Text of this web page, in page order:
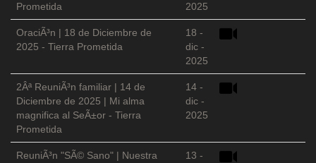
Prometida
2025
OraciÃ³n | 18 de Diciembre de
2025 - Tierra Prometida
18 -
dic -
2025
2Âª ReuniÃ³n familiar | 14 de
Diciembre de 2025 | Mi alma
magnifica al SeÃ±or - Tierra
Prometida
14 -
dic -
2025
ReuniÃ³n "SÃ© Sano" | Nuestra
13 -